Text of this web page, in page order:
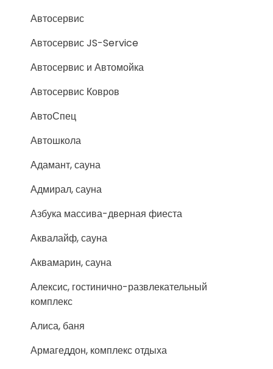
Автосервис
Автосервис JS-Service
Автосервис и Автомойка
Автосервис Ковров
АвтоСпец
Автошкола
Адамант, сауна
Адмирал, сауна
Азбука массива-дверная фиеста
Аквалайф, сауна
Аквамарин, сауна
Алексис, гостинично-развлекательный
комплекс
Алиса, баня
Армагеддон, комплекс отдыха